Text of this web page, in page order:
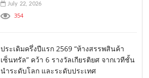
July 22, 2026
354
ประเดิมครึ่งปีแรก 2569 “ห้างสรรพสินค้า
เซ็นทรัล” คว้า 6 รางวัลเกียรติยศ จากเวทีชั้น
นำระดับโลก และระดับประเทศ